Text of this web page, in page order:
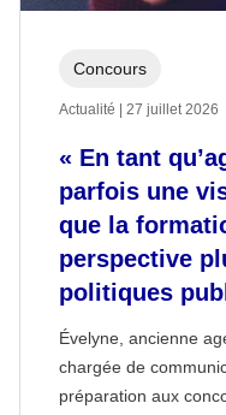
« En tant
parfois une
que la
perspective
politiques
Évelyne, ancienne
chargée de
préparation aux
Concours
Actualité | 27 juillet 2026